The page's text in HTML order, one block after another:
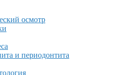
осмотр
и периодонтита